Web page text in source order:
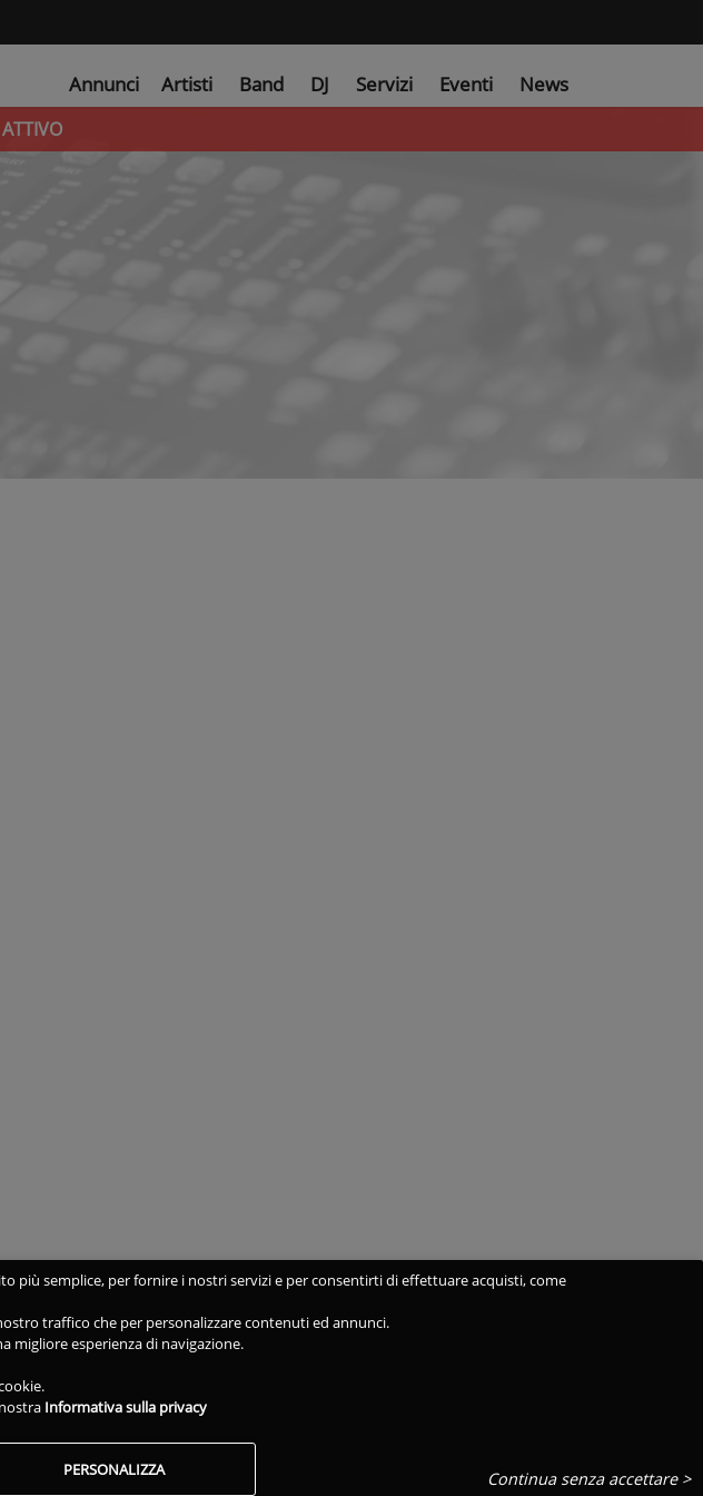
Annunci Artisti Band DJ Servizi Eventi News
più semplice, per fornire i nostri servizi e per consentirti di effettuare acquisti, come
traffico che per personalizzare contenuti ed annunci.
migliore esperienza di navigazione.
Informativa sulla privacy
PERSONALIZZA Continua senza accettare >